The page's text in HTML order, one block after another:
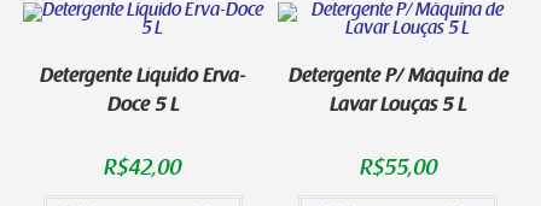
Detergente Líquido Erva-
Doce 5 L
R$42,00
Detergente P/ Máquina de
Lavar Louças 5 L
R$55,00